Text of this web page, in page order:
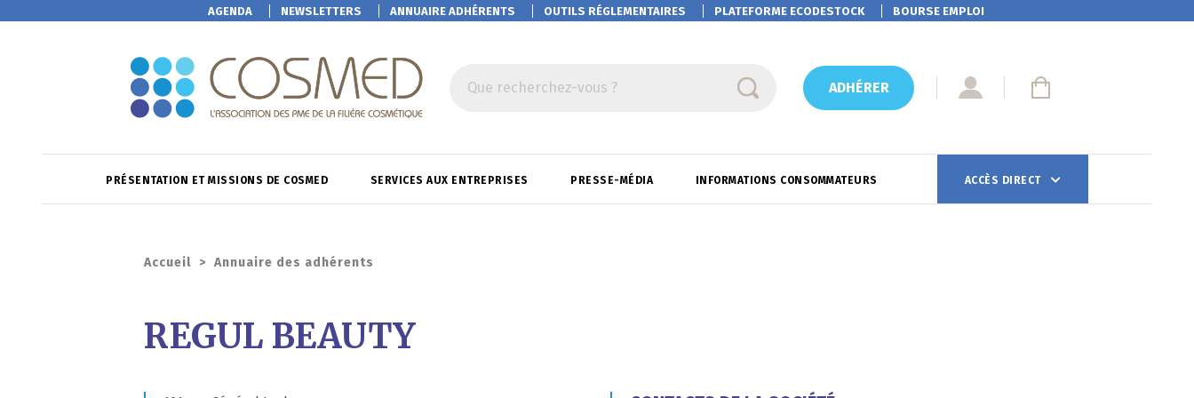
AGENDA NEWSLETTERS ANNUAIRE ADHÉRENTS OUTILS RÉGLEMENTAIRES PLATEFORMEECODESTOCK BOURSE EMPLOI
Que recherchez-vous ? ADHÉRER
PRÉSENTATION ET MISSIONS DE COSMED SERVICES AUX ENTREPRISES PRESSE-MÉDIA INFORMATIONS CONSOMMATEURS ACCÈS DIRECT
Accueil > Annuaire des adhérents
REGUL BEAUTY